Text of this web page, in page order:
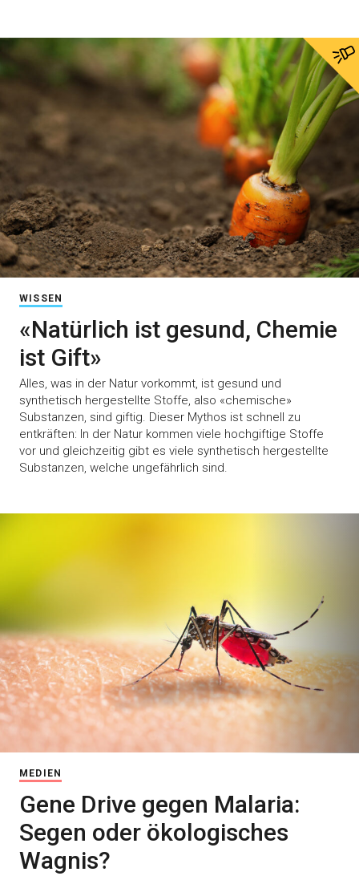
WISSEN
«Natürlich ist gesund, Chemie
ist Gift»
Alles, was in der Natur vorkommt, ist gesund und
synthetisch hergestellte Stoffe, also «chemische»
Substanzen, sind giftig. Dieser Mythos ist schnell zu
entkräften: In der Natur kommen viele hochgiftige Stoffe
vor und gleichzeitig gibt es viele synthetisch hergestellte
Substanzen, welche ungefährlich sind.
MEDIEN
Gene Drive gegen Malaria:
Segen oder ökologisches
Wagnis?